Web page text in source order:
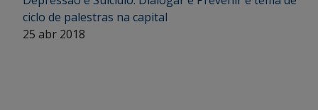
ciclo de palestras na capital
25 abr 2018